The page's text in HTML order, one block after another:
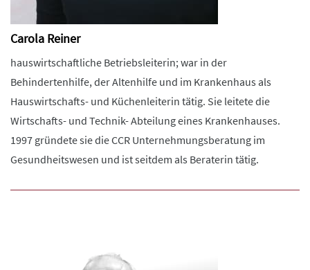
Carola Reiner
hauswirtschaftliche Betriebsleiterin; war in der
Behindertenhilfe, der Altenhilfe und im Krankenhaus als
Hauswirtschafts- und Küchenleiterin tätig. Sie leitete die
Wirtschafts- und Technik- Abteilung eines Krankenhauses.
1997 gründete sie die CCR Unternehmungsberatung im
Gesundheitswesen und ist seitdem als Beraterin tätig.